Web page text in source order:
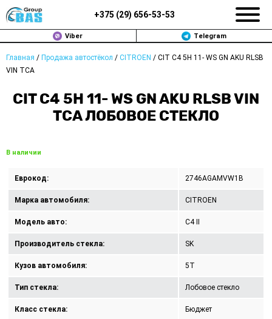
+375 (29) 656-53-53
Viber Telegram
Главная / Продажа автостёкол / CITROEN / CIT C4 5H 11- WS GN AKU RLSB
VIN TCA
CIT C4 5H 11- WS GN AKU RLSB VIN
TCA ЛОБОВОЕ СТЕКЛО
В наличии
Еврокод: 2746AGAMVW1B
Марка автомобиля: CITROEN
Модель авто: C4 II
Производитель стекла: SK
Кузов автомобиля: 5T
Тип стекла: Лобовое стекло
Класс стекла: Бюджет
ЗАМЕНА АВТОСТЕКОЛ В МИНСКЕ
ПРОДАЖА АВТОСТЁКОЛ
ДОП. УСЛУГИ
ВОПРОС-ОТВЕТ
КОНТАКТЫ